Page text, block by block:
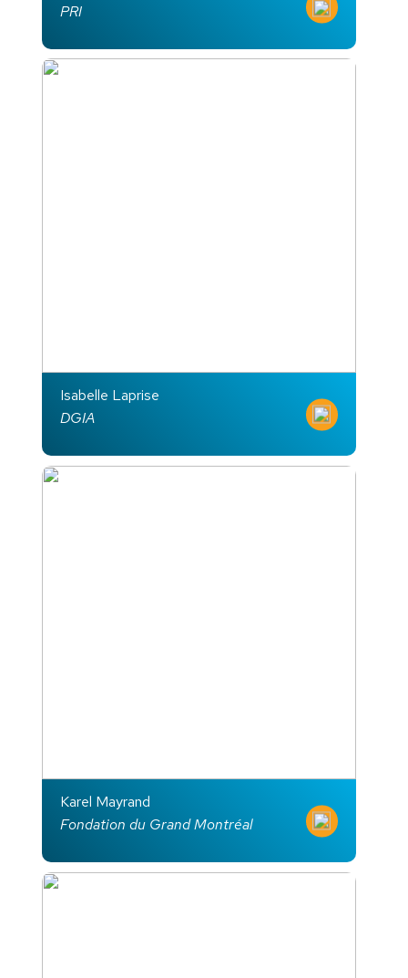
PRI
Isabelle Laprise
DGIA
Karel Mayrand
Fondation du Grand Montréal